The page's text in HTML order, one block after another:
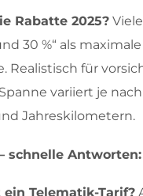
Rabatte 2025?
30 %“ als
Realistisch für
variiert je
Jahreskilometern.
schnelle Antworten:
Telematik-Tarif?